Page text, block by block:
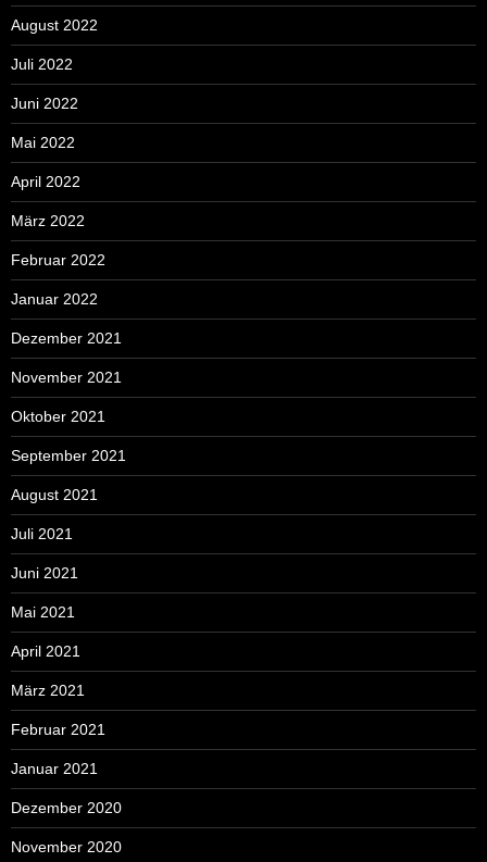
August 2022
Juli 2022
Juni 2022
Mai 2022
April 2022
März 2022
Februar 2022
Januar 2022
Dezember 2021
November 2021
Oktober 2021
September 2021
August 2021
Juli 2021
Juni 2021
Mai 2021
April 2021
März 2021
Februar 2021
Januar 2021
Dezember 2020
November 2020